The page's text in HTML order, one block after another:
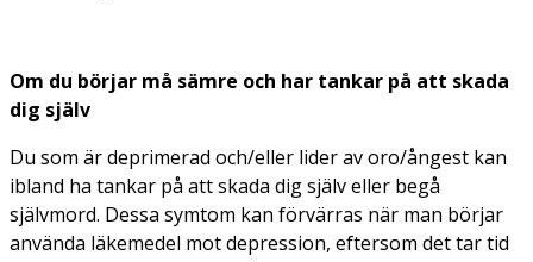
Om du börjar må sämre och har tankar på att skada
dig själv
Du som är deprimerad och/eller lider av oro/ångest kan
ibland ha tankar på att skada dig själv eller begå
självmord. Dessa symtom kan förvärras när man börjar
använda läkemedel mot depression, eftersom det tar tid